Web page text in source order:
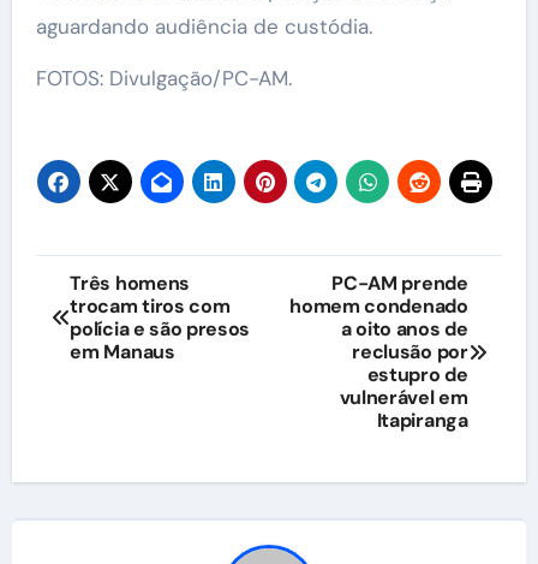
aguardando audiência de custódia.
FOTOS: Divulgação/PC-AM.
Navegação
de
Três homens
trocam tiros com
polícia e são presos
em Manaus
PC-AM prende
homem condenado
a oito anos de
reclusão por
estupro de
vulnerável em
Itapiranga